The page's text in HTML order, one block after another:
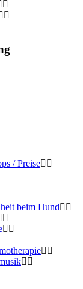
/ Preise
beim Hund